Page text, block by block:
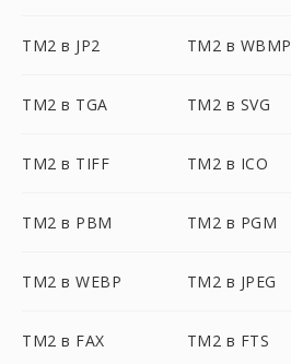
TM2 в JP2 TM2 в WBMP
TM2 в TGA TM2 в SVG
TM2 в TIFF TM2 в ICO
TM2 в PBM TM2 в PGM
TM2 в WEBP TM2 в JPEG
TM2 в FAX TM2 в FTS